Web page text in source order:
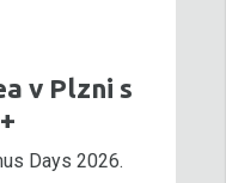
v Plzni s
Days 2026.